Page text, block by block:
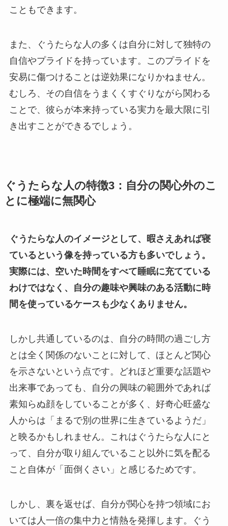
こともできます。
また、ぐうたらな人の多くは自分に対して独特の
自信やプライドを持っています。このプライドを
安易に傷つけることは逆効果になりかねません。
むしろ、その自信をうまくくすぐりながら関わる
ことで、彼らが本来持っている実力を最大限に引
き出すことができるでしょう。
ぐうたらな人の特徴3：自分の関心外のこ
とに極端に無関心
ぐうたらな人のイメージとして、暇さえあれば寝
ているという像を持っている方も多いでしょう。
実際には、空いた時間をすべて睡眠に充てている
わけではなく、自分の趣味や興味のある活動に時
間を使っているケースも少なくありません。
しかし共通しているのは、自分の時間の過ごし方
とは全く関係のないことに対して、ほとんど関心
を示さないという点です。どれほど重要な話題や
出来事であっても、自分の興味の範囲外であれば
素知らぬ顔をしていることが多く、好奇心旺盛な
人からは「まるで別の世界に生きているようだ」
と映るかもしれません。これはぐうたらな人にと
って、自分が取り組んでいること以外に気を配る
こと自体が「面倒くさい」と感じるためです。
しかし、裏を返せば、自分が関心を持つ領域にお
いては人一倍の集中力と情熱を発揮します。ぐう